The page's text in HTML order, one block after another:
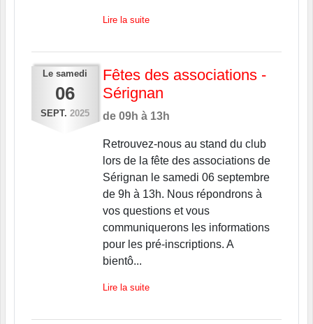
Lire la suite
Le samedi
06
SEPT. 2025
Fêtes des associations -
Sérignan
de 09h à 13h
Retrouvez-nous au stand du club
lors de la fête des associations de
Sérignan le samedi 06 septembre
de 9h à 13h. Nous répondrons à
vos questions et vous
communiquerons les informations
pour les pré-inscriptions. A
bientô...
Lire la suite